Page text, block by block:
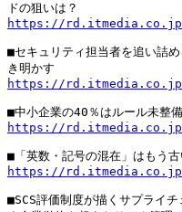
https://
■セキュリティ担当者を追い詰
https://
https://rd.itmedia.co.jp/
https://
■SCS評価制度が描くサプライ